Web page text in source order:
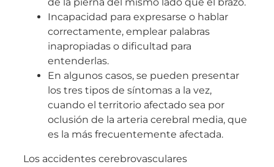
Incapacidad para expresarse o hablar
correctamente, emplear palabras
inapropiadas o dificultad para
entenderlas.
En algunos casos, se pueden presentar
los tres tipos de síntomas a la vez,
cuando el territorio afectado sea por
oclusión de la arteria cerebral media, que
es la más frecuentemente afectada.
Los accidentes cerebrovasculares